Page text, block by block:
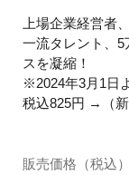
上場企業経営者
一流タレント、
スを凝縮！
※2024年3月1日
税込825円 →（
販売価格（税込）